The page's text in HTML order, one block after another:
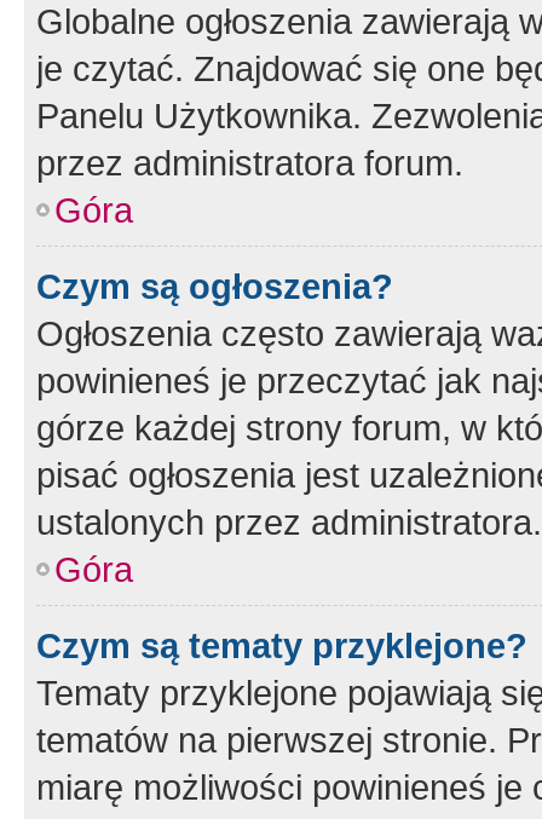
Globalne ogłoszenia zawierają
je czytać. Znajdować się one
Panelu Użytkownika.
przez administratora forum.
Góra
Czym są ogłoszenia?
Ogłoszenia często zawierają
powinieneś je przeczytać jak
górze każdej strony forum, w
pisać ogłoszenia jest
ustalonych przez administratora.
Góra
Czym są tematy przyklejone?
Tematy przyklejone pojawiają
tematów na pierwszej stronie.
miarę możliwości powinieneś je